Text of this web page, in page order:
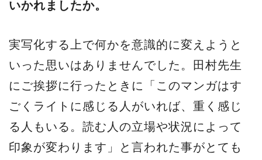
いかれましたか。
実写化する上で何かを意識的に変えようと
いった思いはありませんでした。田村先生
にご挨拶に行ったときに「このマンガはす
ごくライトに感じる人がいれば、重く感じ
る人もいる。読む人の立場や状況によって
印象が変わります」と言われた事がとても